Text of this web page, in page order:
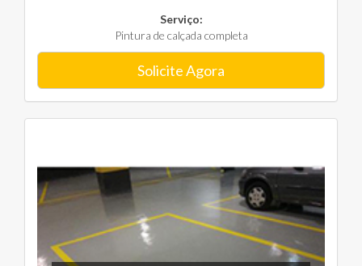
Serviço:
Pintura de calçada completa
Solicite Agora